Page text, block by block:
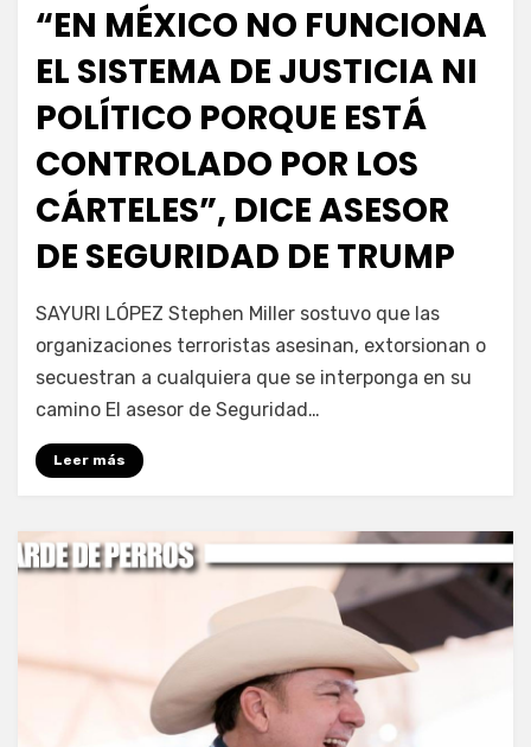
“EN MÉXICO NO FUNCIONA
EL SISTEMA DE JUSTICIA NI
POLÍTICO PORQUE ESTÁ
CONTROLADO POR LOS
CÁRTELES”, DICE ASESOR
DE SEGURIDAD DE TRUMP
porFernando Miranda Servín
SAYURI LÓPEZ Stephen Miller sostuvo que las
organizaciones terroristas asesinan, extorsionan o
secuestran a cualquiera que se interponga en su
camino El asesor de Seguridad…
Leer más